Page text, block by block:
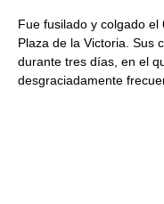
Fue fusilado y colgado el
Plaza de la Victoria. Sus
durante tres días, en el
desgraciadamente